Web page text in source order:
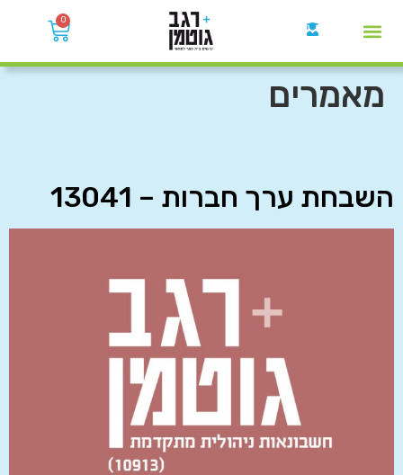
0
מאמרים
השבחת ערך חברות – 13041